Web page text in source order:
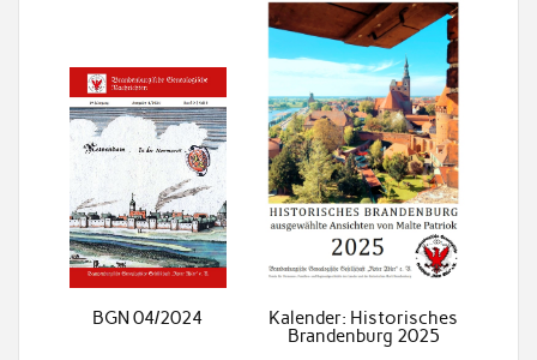
BGN 04/2024
Kalender: Historisches
Brandenburg 2025